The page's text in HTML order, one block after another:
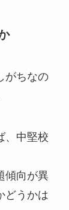
がちなの
、中堅校
傾向が異
どうかは